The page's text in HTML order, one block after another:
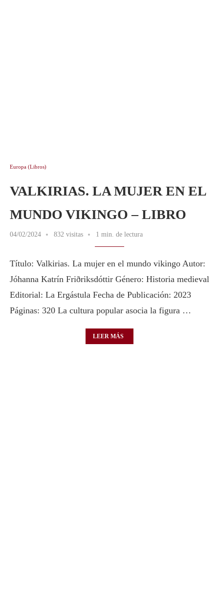
Europa (Libros)
VALKIRIAS. LA MUJER EN EL
MUNDO VIKINGO – LIBRO
04/02/2024 832 visitas 1 min. de lectura
Título: Valkirias. La mujer en el mundo vikingo Autor:
Jóhanna Katrín Friðriksdóttir Género: Historia medieval
Editorial: La Ergástula Fecha de Publicación: 2023
Páginas: 320 La cultura popular asocia la figura …
LEER MÁS